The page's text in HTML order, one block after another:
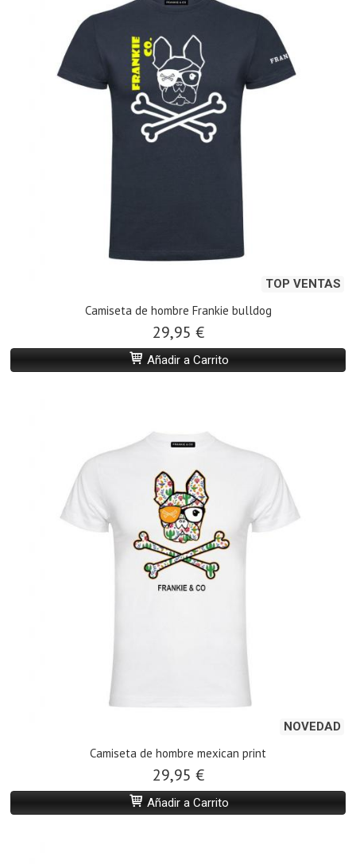
TOP VENTAS
Camiseta de hombre Frankie bulldog
29,95 €
Añadir a Carrito
NOVEDAD
Camiseta de hombre mexican print
29,95 €
Añadir a Carrito